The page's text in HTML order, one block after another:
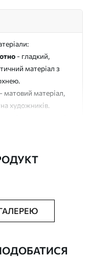
- гладкий,
матеріал з
- матовий матеріал,
художників.
покриття.